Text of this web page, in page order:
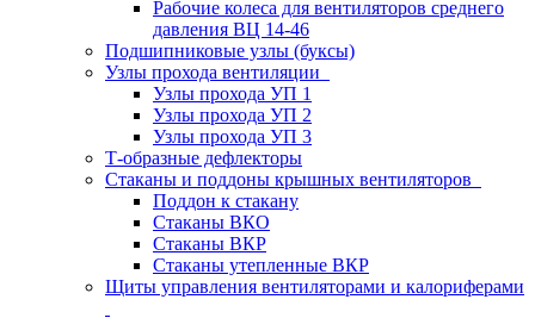
Рабочие колеса для вентиляторов среднего
давления ВЦ 14-46
Подшипниковые узлы (буксы)
Узлы прохода вентиляции
Узлы прохода УП 1
Узлы прохода УП 2
Узлы прохода УП 3
Т-образные дефлекторы
Стаканы и поддоны крышных вентиляторов
Поддон к стакану
Стаканы ВКО
Стаканы ВКР
Стаканы утепленные ВКР
Щиты управления вентиляторами и калориферами